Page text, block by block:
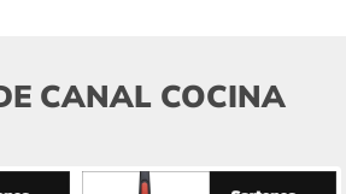
CANAL COCINA